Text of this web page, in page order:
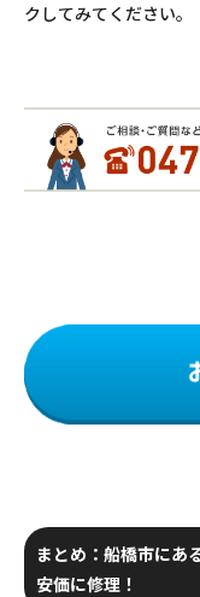
クしてみてください。
まとめ：船橋市にあ
安価に修理！